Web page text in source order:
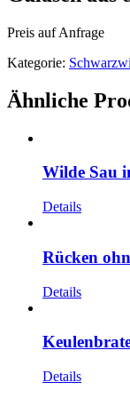
Preis auf Anfrage
Kategorie:
Ähnliche
Wilde Sau
Details
Rücken
Details
Details